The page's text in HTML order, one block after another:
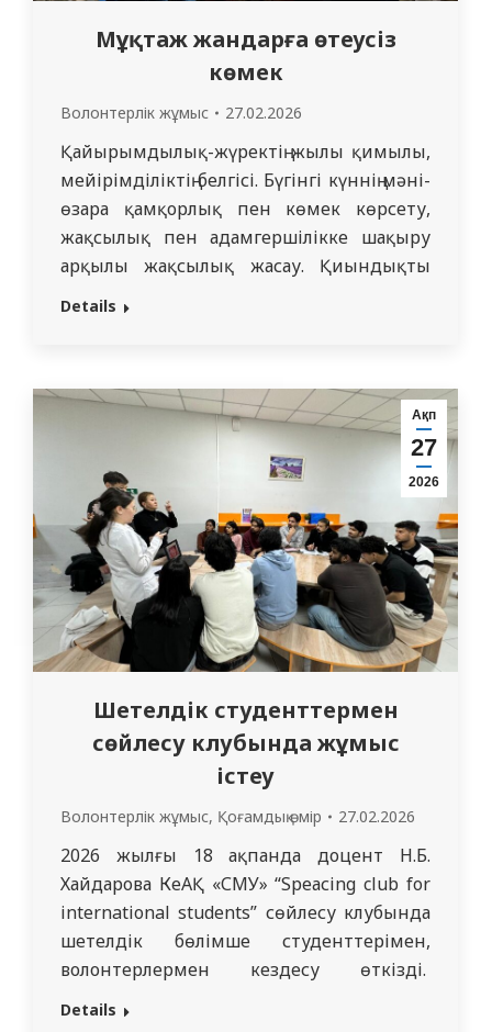
Мұқтаж жандарға өтеусіз
көмек
Волонтерлік жұмыс 27.02.2026
Қайырымдылық-жүректің жылы қимылы,
мейірімділіктің белгісі. Бүгінгі күннің мәні-
өзара қамқорлық пен көмек көрсету,
жақсылық пен адамгершілікке шақыру
арқылы жақсылық жасау. Қиындықты
әркім өз бетінше жеңе алмайды, кейде
оқытушылары доцент Н. Б. Хайдарова,
ассистенттер М.Е.Нұрғожина, Н. К.
Уразгулова. стоматология факультетінің
502 тобының студенттерімен мүгедек…
Details
Ақп
27
2026
Шетелдік студенттермен
сөйлесу клубында жұмыс
істеу
Волонтерлік жұмыс, Қоғамдық өмір 27.02.2026
2026 жылғы 18 ақпанда доцент Н.Б.
Хайдарова КеАҚ «СМУ» “Ѕреасіng club for
international students” сөйлесу клубында
шетелдік бөлімше студенттерімен,
волонтерлермен кездесу өткізді.
Кездесу шетелдік студенттермен (2508,
Details